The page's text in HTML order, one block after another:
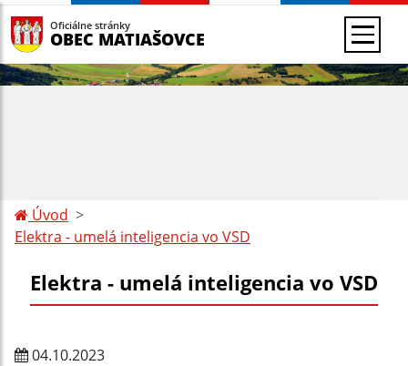
Oficiálne stránky
OBEC MATIAŠOVCE
Úvod
Elektra - umelá inteligencia vo VSD
Elektra - umelá inteligencia vo VSD
04.10.2023